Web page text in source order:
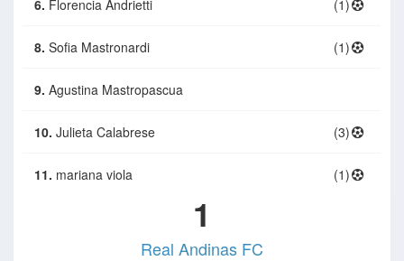
6. Florencia Andrietti (1)
8. Sofia Mastronardi (1)
9. Agustina Mastropascua
10. Julieta Calabrese (3)
11. mariana viola (1)
1
Real Andinas FC